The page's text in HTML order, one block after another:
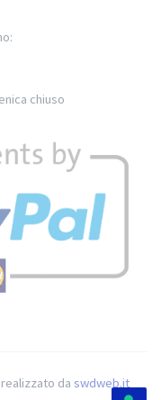
chiuso
da swdweb.it